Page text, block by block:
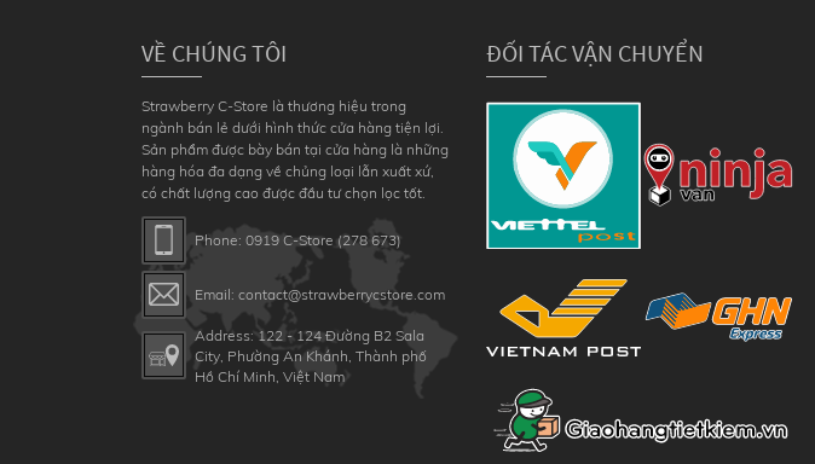
VỀ CHÚNG TÔI ĐỐI TÁC VẬN CHUYỂN
Strawberry C-Store là thương hiệu trong
ngành bán lẻ dưới hình thức cửa hàng tiện lợi.
Sản phẩm được bày bán tại cửa hàng là những
hàng hóa đa dạng về chủng loại lẫn xuất xứ,
có chất lượng cao được đầu tư chọn lọc tốt.
Phone: 0919 C-Store (278 673)
Email: contact@strawberrycstore.com
Address: 122 - 124 Đường B2 Sala
City, Phường An Khánh, Thành phố
Hồ Chí Minh, Việt Nam